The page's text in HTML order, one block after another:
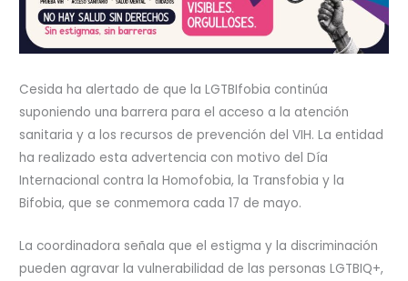
Cesida ha alertado de que la LGTBIfobia continúa
suponiendo una barrera para el acceso a la atención
sanitaria y a los recursos de prevención del VIH. La entidad
ha realizado esta advertencia con motivo del Día
Internacional contra la Homofobia, la Transfobia y la
Bifobia, que se conmemora cada 17 de mayo.
La coordinadora señala que el estigma y la discriminación
pueden agravar la vulnerabilidad de las personas LGTBIQ+,